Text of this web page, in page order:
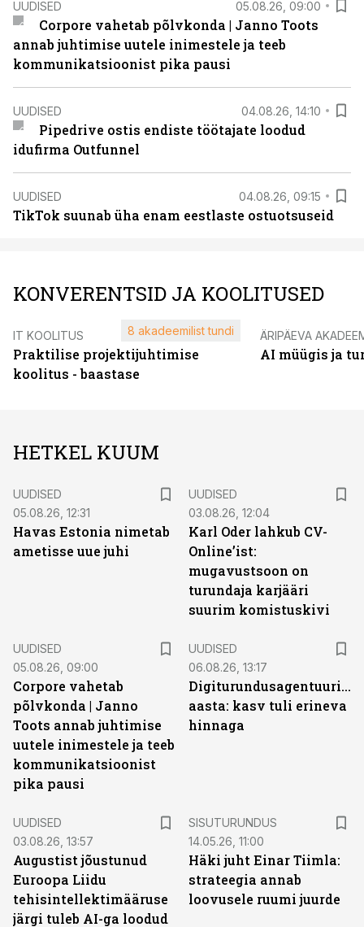
UUDISED 05.08.26, 09:00
Corpore vahetab põlvkonda | Janno Toots
annab juhtimise uutele inimestele ja teeb
kommunikatsioonist pika pausi
UUDISED 04.08.26, 14:10
Pipedrive ostis endiste töötajate loodud
idufirma Outfunnel
UUDISED 04.08.26, 09:15
TikTok suunab üha enam eestlaste ostuotsuseid
KONVERENTSID JA KOOLITUSED
IT KOOLITUS
Praktilise projektijuhtimise
koolitus - baastase
8 akadeemilist tundi ÄRIPÄEVA
AI müügis ja
HETKEL KUUM
UUDISED
05.08.26, 12:31
Havas Estonia nimetab
ametisse uue juhi
UUDISED
03.08.26, 12:04
Karl Oder lahkub CV-
Online’ist:
mugavustsoon on
turundaja karjääri
suurim komistuskivi
UUDISED
05.08.26, 09:00
Corpore vahetab
põlvkonda | Janno
Toots annab juhtimise
uutele inimestele ja teeb
kommunikatsioonist
pika pausi
UUDISED
06.08.26, 13:17
Digiturundusagentuuride
aasta: kasv tuli erineva
hinnaga
UUDISED
03.08.26, 13:57
Augustist jõustunud
Euroopa Liidu
tehisintellektimääruse
järgi tuleb AI-ga loodud
SISUTURUNDUS
14.05.26, 11:00
Häki juht Einar Tiimla:
strateegia annab
loovusele ruumi juurde